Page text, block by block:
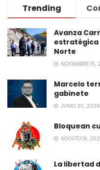
Trending
Avanza
estratégica
Norte
NOVIEMBRE 15,
Marcelo
gabinete
JUNIO 20, 2026
Bloquean
AGOSTO 16,
La libertad